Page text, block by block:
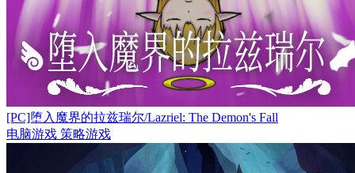
[PC]堕入魔界的拉兹瑞尔/Lazriel: The Demon's Fall
电脑游戏 策略游戏